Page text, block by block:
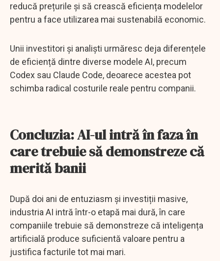
reducă prețurile și să crească eficiența modelelor
pentru a face utilizarea mai sustenabilă economic.
Unii investitori și analiști urmăresc deja diferențele
de eficiență dintre diverse modele AI, precum
Codex sau Claude Code, deoarece acestea pot
schimba radical costurile reale pentru companii.
Concluzia: AI-ul intră în faza în
care trebuie să demonstreze că
merită banii
După doi ani de entuziasm și investiții masive,
industria AI intră într-o etapă mai dură, în care
companiile trebuie să demonstreze că inteligența
artificială produce suficientă valoare pentru a
justifica facturile tot mai mari.